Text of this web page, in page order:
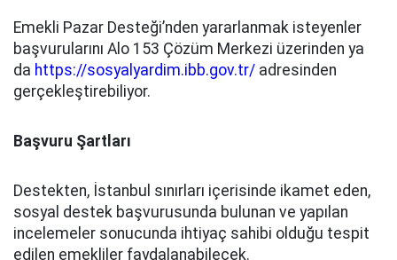
Emekli Pazar Desteği’nden yararlanmak isteyenler
başvurularını Alo 153 Çözüm Merkezi üzerinden ya
da https://sosyalyardim.ibb.gov.tr/ adresinden
gerçekleştirebiliyor.
Başvuru Şartları
Destekten, İstanbul sınırları içerisinde ikamet eden,
sosyal destek başvurusunda bulunan ve yapılan
incelemeler sonucunda ihtiyaç sahibi olduğu tespit
edilen emekliler faydalanabilecek.